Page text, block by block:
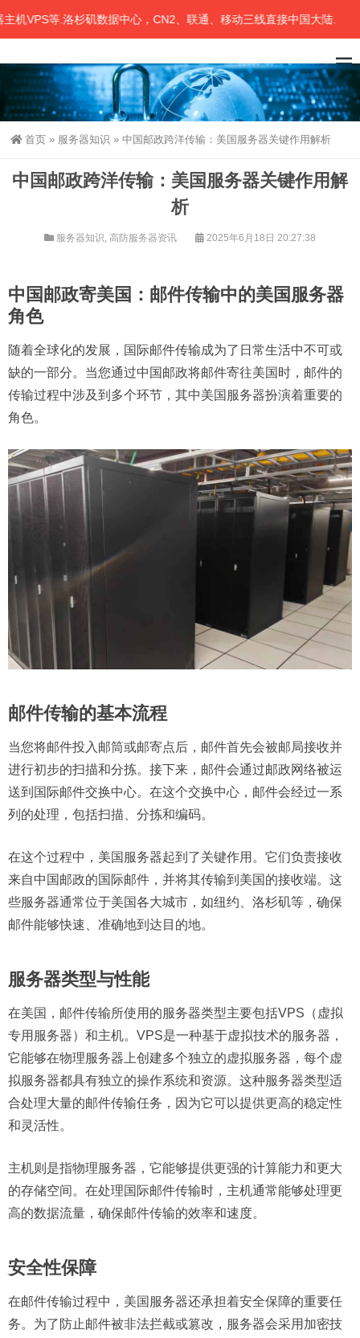
等.洛杉矶数据中心，CN2、联通、移动三线直接中国大陆.
首页 » 服务器知识 » 中国邮政跨洋传输：美国服务器关键作用解析
中国邮政跨洋传输：美国服务器关键作用解
析
服务器知识, 高防服务器资讯 2025年6月18日 20:27:38
中国邮政寄美国：邮件传输中的美国服务器
角色
随着全球化的发展，国际邮件传输成为了日常生活中不可或
缺的一部分。当您通过中国邮政将邮件寄往美国时，邮件的
传输过程中涉及到多个环节，其中美国服务器扮演着重要的
角色。
邮件传输的基本流程
当您将邮件投入邮筒或邮寄点后，邮件首先会被邮局接收并
进行初步的扫描和分拣。接下来，邮件会通过邮政网络被运
送到国际邮件交换中心。在这个交换中心，邮件会经过一系
列的处理，包括扫描、分拣和编码。
在这个过程中，美国服务器起到了关键作用。它们负责接收
来自中国邮政的国际邮件，并将其传输到美国的接收端。这
些服务器通常位于美国各大城市，如纽约、洛杉矶等，确保
邮件能够快速、准确地到达目的地。
服务器类型与性能
在美国，邮件传输所使用的服务器类型主要包括VPS（虚拟
专用服务器）和主机。VPS是一种基于虚拟技术的服务器，
它能够在物理服务器上创建多个独立的虚拟服务器，每个虚
拟服务器都具有独立的操作系统和资源。这种服务器类型适
合处理大量的邮件传输任务，因为它可以提供更高的稳定性
和灵活性。
主机则是指物理服务器，它能够提供更强的计算能力和更大
的存储空间。在处理国际邮件传输时，主机通常能够处理更
高的数据流量，确保邮件传输的效率和速度。
安全性保障
在邮件传输过程中，美国服务器还承担着安全保障的重要任
务。为了防止邮件被非法拦截或篡改，服务器会采用加密技